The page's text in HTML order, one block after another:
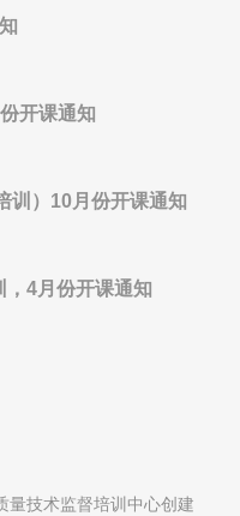
开课通知
训）10月份开课通知
，4月份开课通知
量技术监督培训中心创建